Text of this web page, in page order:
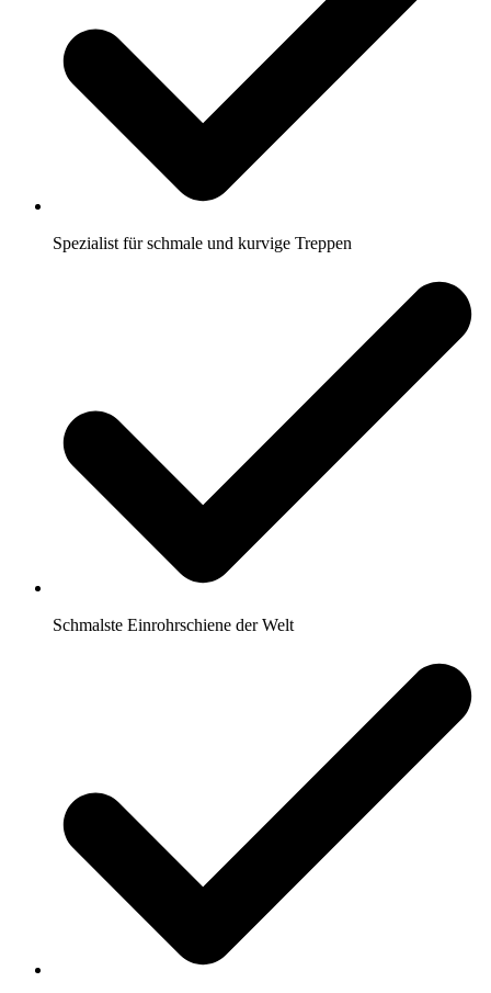
Spezialist für schmale und kurvige Treppen
Schmalste Einrohrschiene der Welt